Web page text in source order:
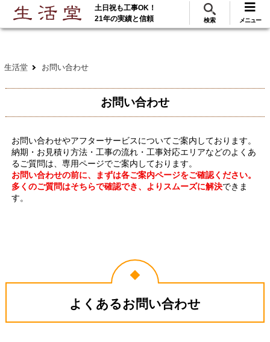
ご利用 288万･工事実績117万件! 無料見積
土日祝も工事OK！
21年の実績と信頼
検索 メニュー
生活堂 お問い合わせ
お問い合わせ
お問い合わせやアフターサービスについてご案内しております。
納期・お見積り方法・工事の流れ・工事対応エリアなどのよくあ
るご質問は、専用ページでご案内しております。
お問い合わせの前に、まずは各ご案内ページをご確認ください。
多くのご質問はそちらで確認でき、よりスムーズに解決できま
す。
よくあるお問い合わせ